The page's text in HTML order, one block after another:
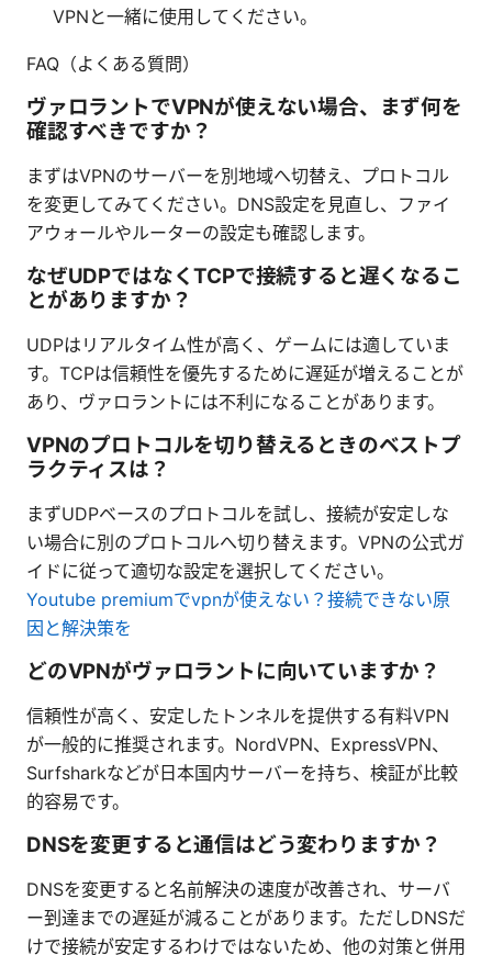
VPNと一緒に使用してください。
FAQ（よくある質問）
ヴァロラントでVPNが使えない場合、まず何を
確認すべきですか？
まずはVPNのサーバーを別地域へ切替え、プロトコル
を変更してみてください。DNS設定を見直し、ファイ
アウォールやルーターの設定も確認します。
なぜUDPではなくTCPで接続すると遅くなるこ
とがありますか？
UDPはリアルタイム性が高く、ゲームには適していま
す。TCPは信頼性を優先するために遅延が増えることが
あり、ヴァロラントには不利になることがあります。
VPNのプロトコルを切り替えるときのベストプ
ラクティスは？
まずUDPベースのプロトコルを試し、接続が安定しな
い場合に別のプロトコルへ切り替えます。VPNの公式ガ
イドに従って適切な設定を選択してください。
Youtube premiumでvpnが使えない？接続できない原
因と解決策を
どのVPNがヴァロラントに向いていますか？
信頼性が高く、安定したトンネルを提供する有料VPN
が一般的に推奨されます。NordVPN、ExpressVPN、
Surfsharkなどが日本国内サーバーを持ち、検証が比較
的容易です。
DNSを変更すると通信はどう変わりますか？
DNSを変更すると名前解決の速度が改善され、サーバ
ー到達までの遅延が減ることがあります。ただしDNSだ
けで接続が安定するわけではないため、他の対策と併用